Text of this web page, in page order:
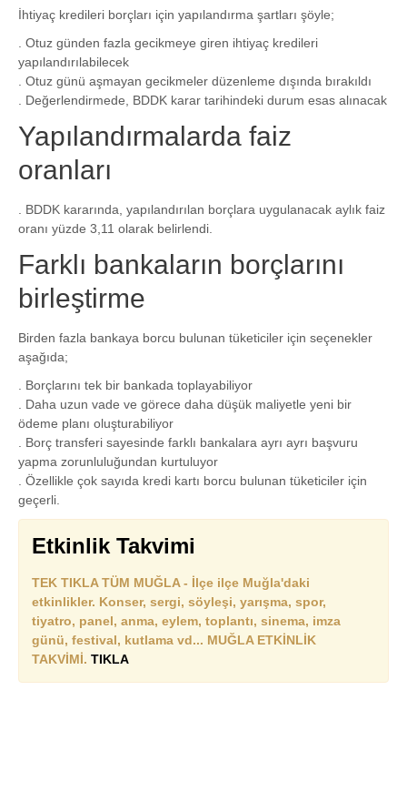
İhtiyaç kredileri borçları için yapılandırma şartları şöyle;
. Otuz günden fazla gecikmeye giren ihtiyaç kredileri
yapılandırılabilecek
. Otuz günü aşmayan gecikmeler düzenleme dışında bırakıldı
. Değerlendirmede, BDDK karar tarihindeki durum esas alınacak
Yapılandırmalarda faiz
oranları
. BDDK kararında, yapılandırılan borçlara uygulanacak aylık faiz
oranı yüzde 3,11 olarak belirlendi.
Farklı bankaların borçlarını
birleştirme
Birden fazla bankaya borcu bulunan tüketiciler için seçenekler
aşağıda;
. Borçlarını tek bir bankada toplayabiliyor
. Daha uzun vade ve görece daha düşük maliyetle yeni bir
ödeme planı oluşturabiliyor
. Borç transferi sayesinde farklı bankalara ayrı ayrı başvuru
yapma zorunluluğundan kurtuluyor
. Özellikle çok sayıda kredi kartı borcu bulunan tüketiciler için
geçerli.
Etkinlik Takvimi
TEK TIKLA TÜM MUĞLA - İlçe ilçe Muğla'daki
etkinlikler. Konser, sergi, söyleşi, yarışma, spor,
tiyatro, panel, anma, eylem, toplantı, sinema, imza
günü, festival, kutlama vd... MUĞLA ETKİNLİK
TAKVİMİ. TIKLA